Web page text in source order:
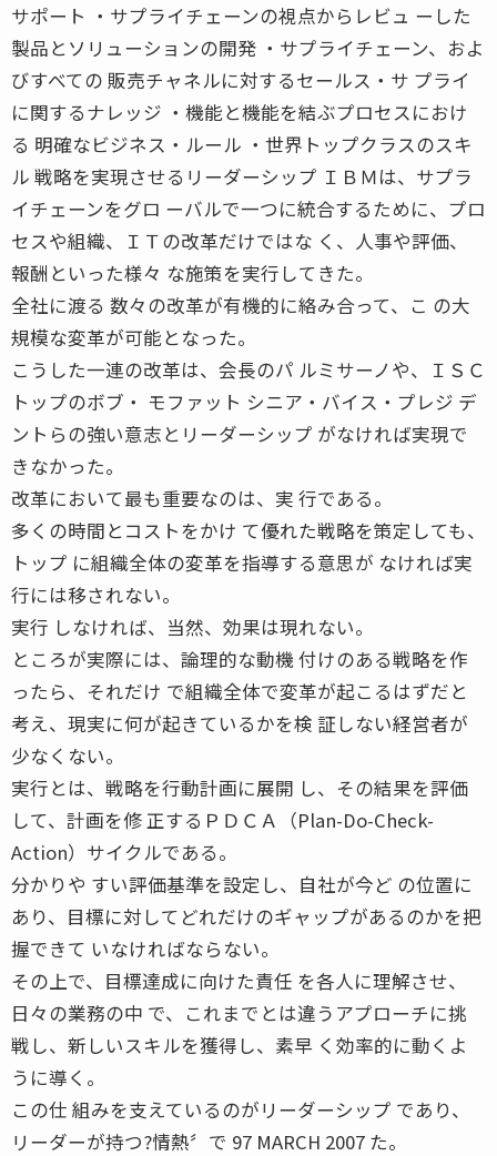
サポート ・サプライチェーンの視点からレビュ ーした
製品とソリューションの開発 ・サプライチェーン、およ
びすべての 販売チャネルに対するセールス・サ プライ
に関するナレッジ ・機能と機能を結ぶプロセスにおけ
る 明確なビジネス・ルール ・世界トップクラスのスキ
ル 戦略を実現させるリーダーシップ ＩＢＭは、サプラ
イチェーンをグロ ーバルで一つに統合するために、プロ
セスや組織、ＩＴの改革だけではな く、人事や評価、
報酬といった様々 な施策を実行してきた。
全社に渡る 数々の改革が有機的に絡み合って、こ の大
規模な変革が可能となった。
こうした一連の改革は、会長のパ ルミサーノや、ＩＳＣ
トップのボブ・ モファット シニア・バイス・プレジ デ
ントらの強い意志とリーダーシップ がなければ実現で
きなかった。
改革において最も重要なのは、実 行である。
多くの時間とコストをかけ て優れた戦略を策定しても、
トップ に組織全体の変革を指導する意思が なければ実
行には移されない。
実行 しなければ、当然、効果は現れない。
ところが実際には、論理的な動機 付けのある戦略を作
ったら、それだけ で組織全体で変革が起こるはずだと
考え、現実に何が起きているかを検 証しない経営者が
少なくない。
実行とは、戦略を行動計画に展開 し、その結果を評価
して、計画を修 正するＰＤＣＡ（Plan-Do-Check-
Action）サイクルである。
分かりや すい評価基準を設定し、自社が今ど の位置に
あり、目標に対してどれだけのギャップがあるのかを把
握できて いなければならない。
その上で、目標達成に向けた責任 を各人に理解させ、
日々の業務の中 で、これまでとは違うアプローチに挑
戦し、新しいスキルを獲得し、素早 く効率的に動くよ
うに導く。
この仕 組みを支えているのがリーダーシップ であり、
リーダーが持つ?情熱〞で 97 MARCH 2007 た。